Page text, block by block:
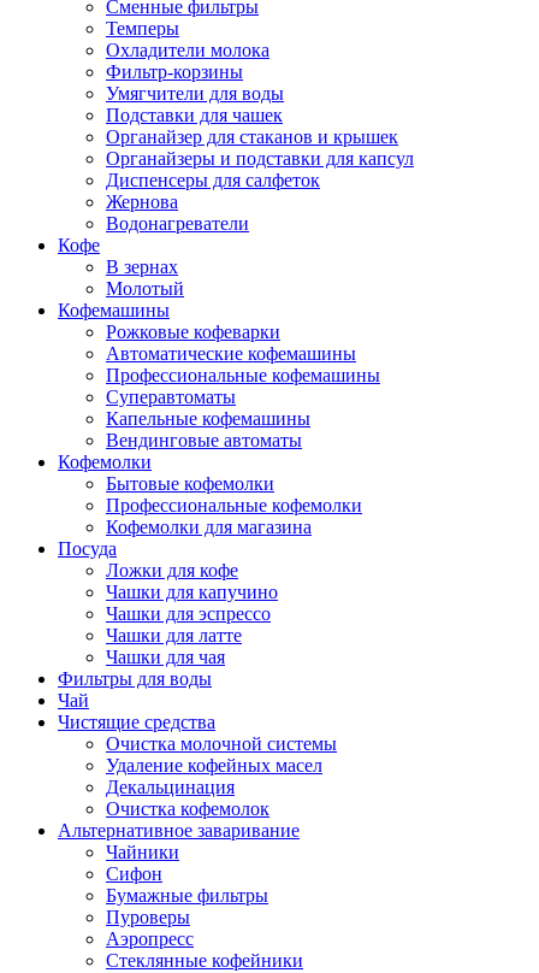
Сменные фильтры
Темперы
Охладители молока
Фильтр-корзины
Умягчители для воды
Подставки для чашек
Органайзер для стаканов и крышек
Органайзеры и подставки для капсул
Диспенсеры для салфеток
Жернова
Водонагреватели
Кофе
В зернах
Молотый
Кофемашины
Рожковые кофеварки
Автоматические кофемашины
Профессиональные кофемашины
Суперавтоматы
Капельные кофемашины
Вендинговые автоматы
Кофемолки
Бытовые кофемолки
Профессиональные кофемолки
Кофемолки для магазина
Посуда
Ложки для кофе
Чашки для капучино
Чашки для эспрессо
Чашки для латте
Чашки для чая
Фильтры для воды
Чай
Чистящие средства
Очистка молочной системы
Удаление кофейных масел
Декальцинация
Очистка кофемолок
Альтернативное заваривание
Чайники
Сифон
Бумажные фильтры
Пуроверы
Аэропресс
Стеклянные кофейники